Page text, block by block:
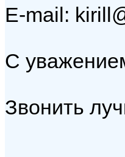
E-mail:
С
Звонить